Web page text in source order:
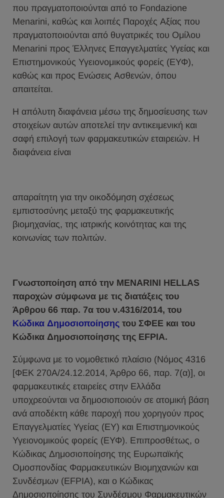
που πραγματοποιούνται από το Fondazione
Menarini, καθώς και λοιπές Παροχές Αξίας που
πραγματοποιούνται από θυγατρικές του Ομίλου
Menarini προς Έλληνες Επαγγελματίες Υγείας και
Eπιστημονικούς Υγειονομικούς φορείς (ΕΥΦ),
καθώς και προς Ενώσεις Ασθενών, όπου
απαιτείται.
Η απόλυτη διαφάνεια μέσω της δημοσίευσης των
στοιχείων αυτών αποτελεί την αντικειμενική και
σαφή επιλογή των φαρμακευτικών εταιρειών. Η
διαφάνεια είναι
απαραίτητη για την οικοδόμηση σχέσεως
εμπιστοσύνης μεταξύ της φαρμακευτικής
βιομηχανίας, της ιατρικής κοινότητας και της
κοινωνίας των πολιτών.
Γνωστοποίηση από την MENARINI HELLAS
παροχών σύμφωνα με τις διατάξεις του
Άρθρου 66 παρ. 7α του ν.4316/2014, του
Κώδικα Δημοσιοποίησης του ΣΦΕΕ και του
Κώδικα Δημοσιοποίησης της ΕFPIA.
Σύμφωνα με το νομοθετικό πλαίσιο (Νόμος 4316
[ΦΕΚ 270Α/24.12.2014, Άρθρο 66, παρ. 7(α)], οι
φαρμακευτικές εταιρείες στην Ελλάδα
υποχρεούνται να δημοσιοποιούν σε ατομική βάση
ανά αποδέκτη κάθε παροχή που χορηγούν προς
Επαγγελματίες Υγείας (ΕΥ) και Επιστημονικούς
Υγειονομικούς φορείς (ΕΥΦ). Επιπροσθέτως, ο
Κώδικας Δημοσιοποίησης της Ευρωπαϊκής
Ομοσπονδίας Φαρμακευτικών Βιομηχανιών και
Συνδέσμων (EFPIA), και ο Κώδικας
Δημοσιοποίησης του Συνδέσμου Φαρμακευτικών